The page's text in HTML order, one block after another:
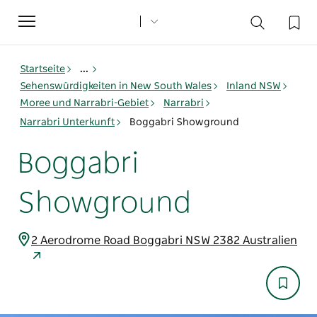
Toggle
navigation
Startseite
...
Sehenswürdigkeiten in New South Wales
Inland NSW
Moree und Narrabri-Gebiet
Narrabri
Narrabri Unterkunft
Boggabri Showground
Boggabri
Showground
2 Aerodrome Road Boggabri NSW 2382 Australien